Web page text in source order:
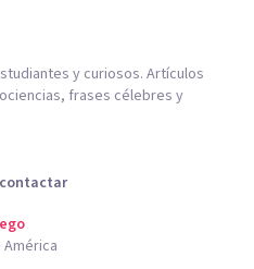
y curiosos. Artículos
frases célebres y